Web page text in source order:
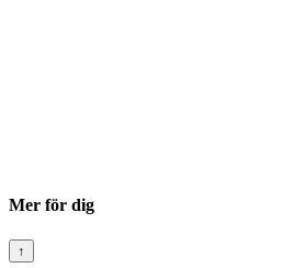
Mer för dig
↑